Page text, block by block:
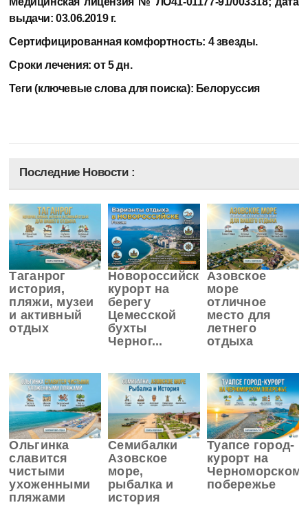
выдачи: 03.06.2019 г.
Сертифицированная комфортность: 4 звезды.
Сроки лечения:от 5 дн.
Теги (ключевые слова для поиска): Белоруссия
Последние Новости :
Таганрог
история,
пляжи, музеи
и активный
отдых
Новороссийск
курорт на
берегу
Цемесской
бухты
Черног...
Азовское
море
отличное
место для
летнего
отдыха
Ольгинка
славится
чистыми
ухоженными
пляжами
Семибалки
Азовское
море,
рыбалка и
история
Туапсе город-
курорт на
Черноморском
побережье